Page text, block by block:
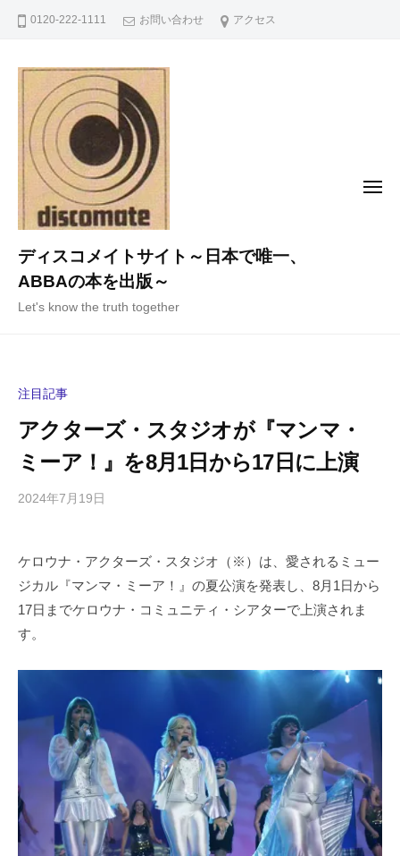
0120-222-1111 お問い合わせ アクセス
ディスコメイトサイト～日本で唯一、
ABBAの本を出版～
Let's know the truth together
メ
注目記事
アクターズ・スタジオが『マンマ・
ミーア！』を8月1日から17日に上演
2024年7月19日
i
g
a
i
m
a
の
コ
メ
ケロウナ・アクターズ・スタジオ（※）は、愛されるミュー
ジカル『マンマ・ミーア！』の夏公演を発表し、8月1日から
17日までケロウナ・コミュニティ・シアターで上演されま
す。